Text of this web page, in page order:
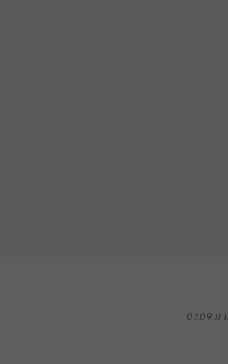
07.09.11